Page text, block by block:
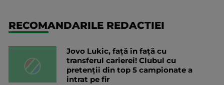
RECOMANDARILE REDACTIEI
Jovo Lukic, față în față cu
transferul carierei! Clubul cu
pretenții din top 5 campionate a
intrat pe fir